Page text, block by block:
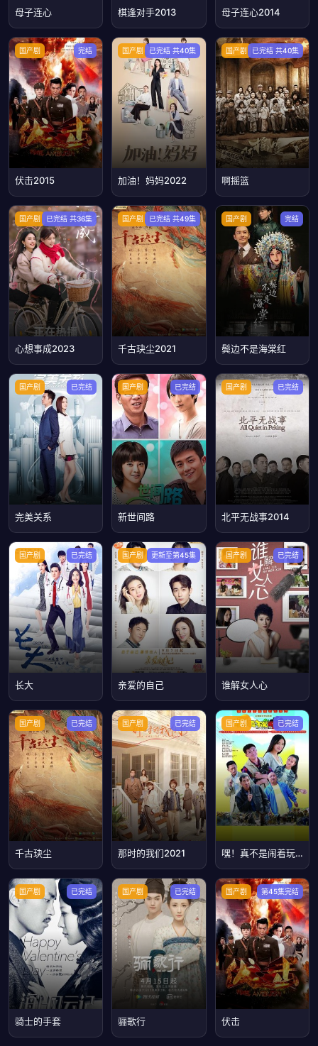
母子连心 棋逢对手2013 母子连心2014
国产剧 完结
伏击2015
国产剧 已完结 共40集
加油！妈妈2022
国产剧 已完结 共40集
啊摇篮
国产剧 已完结 共36集
心想事成2023
国产剧 已完结 共49集
千古玦尘2021
国产剧 完结
鬓边不是海棠红
国产剧 已完结
完美关系
国产剧 已完结
新世间路
国产剧 已完结
北平无战事2014
国产剧 已完结
长大
国产剧 更新至第45集
亲爱的自己
国产剧 已完结
谁解女人心
国产剧 已完结
千古玦尘
国产剧 已完结
那时的我们2021
国产剧 已完结
嘿！真不是闹着玩的
国产剧 已完结
骑士的手套
国产剧 已完结
骊歌行
国产剧 第45集完结
伏击